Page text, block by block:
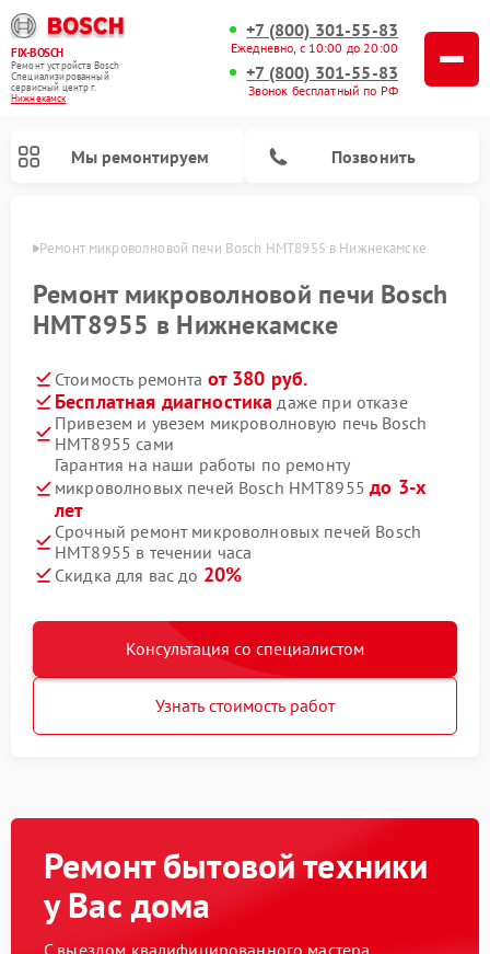
FIX-BOSCH
Ремонт устройств Bosch
Специализированный
cервисный центр г.
Нижнекамск
+7 (800) 301-55-83
Ежедневно, с 10:00 до 20:00
+7 (800) 301-55-83
Звонок бесплатный по РФ
Мы ремонтируем Позвонить
Ремонт микроволновой печи Bosch HMT8955 в Нижнекамске
Ремонт микроволновой печи Bosch
HMT8955 в Нижнекамске
Стоимость ремонта от 380 руб.
Бесплатная диагностика даже при отказе
Привезем и увезем микроволновую печь Bosch
HMT8955 сами
Гарантия на наши работы по ремонту
микроволновых печей Bosch HMT8955до 3-х
лет
Срочный ремонт микроволновых печей Bosch
HMT8955 в течении часа
Скидка для вас до 20%
Консультация со специалистом
Узнать стоимость работ
Ремонт бытовой техники
у Вас дома